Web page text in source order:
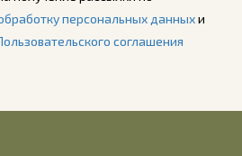
персональных данныхи
соглашения